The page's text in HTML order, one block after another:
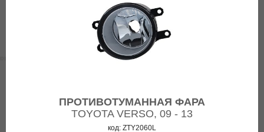
ПРОТИВОТУМАННАЯ ФАРА
TOYOTA VERSO, 09 - 13
код: ZTY2060L